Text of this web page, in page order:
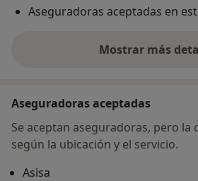
Aseguradoras aceptadas en
Mostrar mássobre
Aseguradoras aceptadas
Se aceptan aseguradoras, pero la
según la ubicación y el servicio.
Asisa